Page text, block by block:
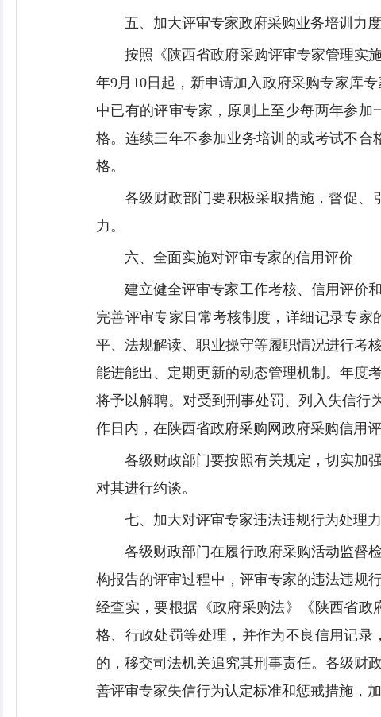
五、加大评审专家政府采购业务培训力度
按照《陕西省政府采购评审专家管理实
年9月10日起，新申请加入政府采购专家库
中已有的评审专家，原则上至少每两年参
格。连续三年不参加业务培训的或考试不
格。
各级财政部门要积极采取措施，督促
力。
六、全面实施对评审专家的信用评价
建立健全评审专家工作考核、信用评价
完善评审专家日常考核制度，详细记录专
平、法规解读、职业操守等履职情况进行考
能进能出、定期更新的动态管理机制。年度
将予以解聘。对受到刑事处罚、列入失信行
作日内，在陕西省政府采购网政府采购信用
各级财政部门要按照有关规定，切实加
对其进行约谈。
七、加大对评审专家违法违规行为处理
各级财政部门在履行政府采购活动监督
构报告的评审过程中，评审专家的违法违规
经查实，要根据《政府采购法》《陕西省
格、行政处罚等处理，并作为不良信用记
的，移交司法机关追究其刑事责任。各级财
善评审专家失信行为认定标准和惩戒措施，